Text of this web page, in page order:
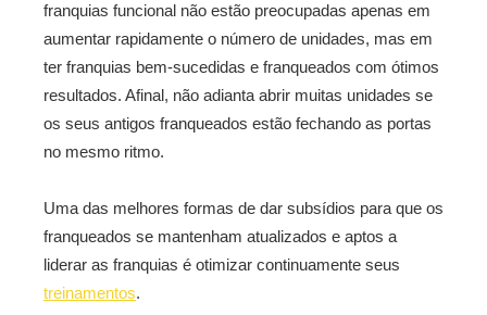
franquias funcional não estão preocupadas apenas em
aumentar rapidamente o número de unidades, mas em
ter franquias bem-sucedidas e franqueados com ótimos
resultados. Afinal, não adianta abrir muitas unidades se
os seus antigos franqueados estão fechando as portas
no mesmo ritmo.
Uma das melhores formas de dar subsídios para que os
franqueados se mantenham atualizados e aptos a
liderar as franquias é otimizar continuamente seus
treinamentos.